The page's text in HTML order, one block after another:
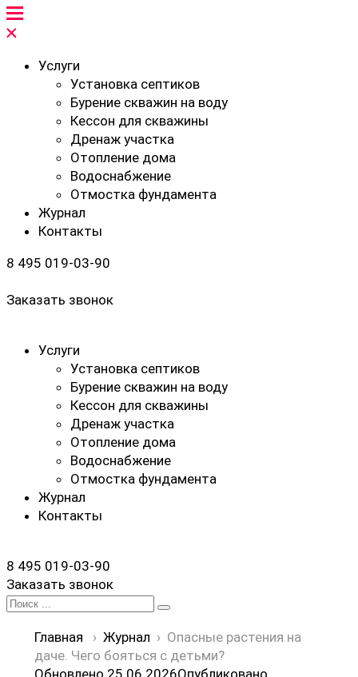
Услуги
Установка септиков
Бурение скважин на воду
Кессон для скважины
Дренаж участка
Отопление дома
Водоснабжение
Отмостка фундамента
Журнал
Контакты
8 495 019-03-90
Заказать звонок
Услуги
Установка септиков
Бурение скважин на воду
Кессон для скважины
Дренаж участка
Отопление дома
Водоснабжение
Отмостка фундамента
Журнал
Контакты
8 495 019-03-90
Заказать звонок
Search
Главная
› Журнал › Опасные растения на
даче. Чего бояться с детьми?
Обновлено 25.06.2026Опубликовано